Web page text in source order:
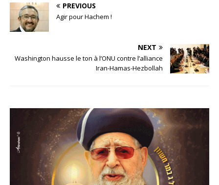
PREVIOUS
Agir pour Hachem !
NEXT
Washington hausse le ton à l’ONU contre l’alliance
Iran-Hamas-Hezbollah